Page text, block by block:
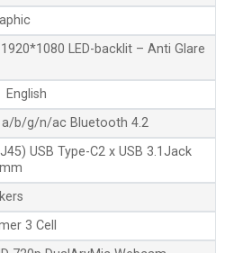
1920*1080 LED-backlit – Anti Glare
a/b/g/n/ac Bluetooth 4.2
USB Type-C2 x USB 3.1Jack
3 Cell